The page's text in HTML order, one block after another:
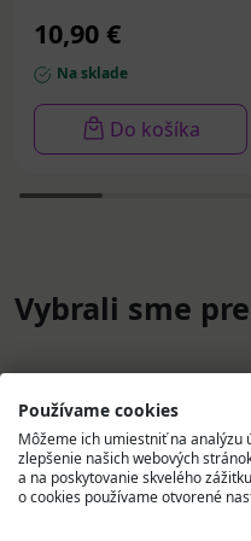
10,90 €
Na sklade
Do košíka
Vybrali sme
Používame cookies
Môžeme ich umiestniť na analýzu
zlepšenie našich webových
a na poskytovanie skvelého
o cookies používame otvorené